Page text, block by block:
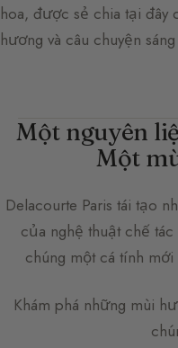
hoa, được sẻ chia tại đây
hương và câu chuyện
Một nguyên
Một
Delacourte Paris tái tạo
của nghệ thuật chế
chúng một cá tính
Khám phá những mùi